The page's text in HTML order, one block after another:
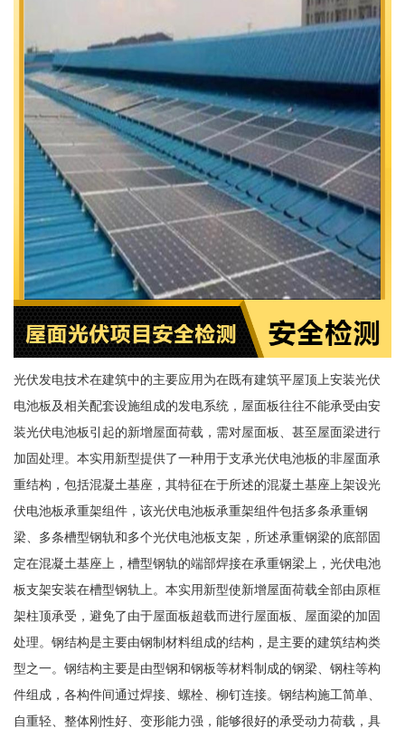
光伏发电技术在建筑中的主要应用为在既有建筑平屋顶上安装光伏
电池板及相关配套设施组成的发电系统，屋面板往往不能承受由安
装光伏电池板引起的新增屋面荷载，需对屋面板、甚至屋面梁进行
加固处理。本实用新型提供了一种用于支承光伏电池板的非屋面承
重结构，包括混凝土基座，其特征在于所述的混凝土基座上架设光
伏电池板承重架组件，该光伏电池板承重架组件包括多条承重钢
梁、多条槽型钢轨和多个光伏电池板支架，所述承重钢梁的底部固
定在混凝土基座上，槽型钢轨的端部焊接在承重钢梁上，光伏电池
板支架安装在槽型钢轨上。本实用新型使新增屋面荷载全部由原框
架柱顶承受，避免了由于屋面板超载而进行屋面板、屋面梁的加固
处理。钢结构是主要由钢制材料组成的结构，是主要的建筑结构类
型之一。钢结构主要是由型钢和钢板等材料制成的钢梁、钢柱等构
件组成，各构件间通过焊接、螺栓、柳钉连接。钢结构施工简单、
自重轻、整体刚性好、变形能力强，能够很好的承受动力荷载，具